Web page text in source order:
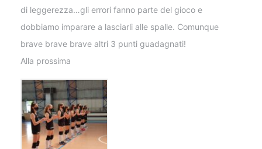
di leggerezza…gli errori fanno parte del gioco e
dobbiamo imparare a lasciarli alle spalle. Comunque
brave brave brave altri 3 punti guadagnati!
Alla prossima